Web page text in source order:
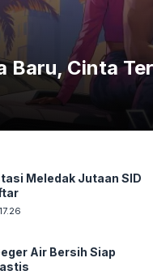
Surabaya
yang
ajang ini jauh
hak anak atas
bertemu dengan
Baru, Cinta
Meledak Jutaan SID
Air Bersih Siap